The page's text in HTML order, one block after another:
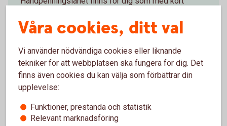
bostad.
Handpenningslån
Låna till bostad
Våra cookies, ditt val
Vi använder nödvändiga cookies eller liknande
tekniker för att webbplatsen ska fungera för dig. Det
finns även cookies du kan välja som förbättrar din
upplevelse:
Funktioner, prestanda och statistik
Relevant marknadsföring